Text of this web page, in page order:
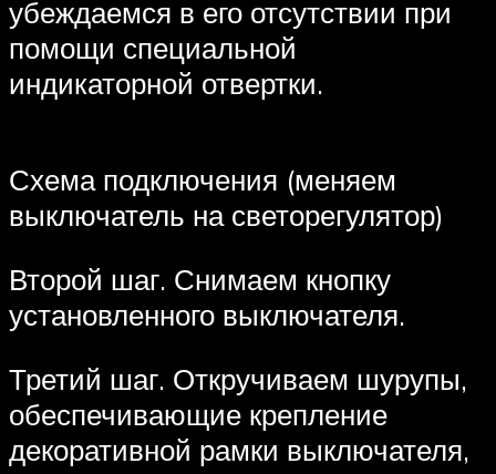
убеждаемся в его отсутствии при
помощи специальной
индикаторной отвертки.
Схема подключения (меняем
выключатель на светорегулятор)
Второй шаг. Снимаем кнопку
установленного выключателя.
Третий шаг. Откручиваем шурупы,
обеспечивающие крепление
декоративной рамки выключателя,